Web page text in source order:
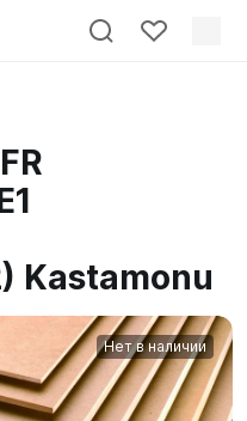
Kastamonu
Нет в наличии